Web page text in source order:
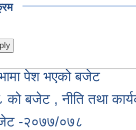
पेश भएको बजेट
बजेट , नीति तथा
-२०७७/०७८